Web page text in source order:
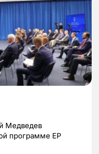
Медведев
программе ЕР